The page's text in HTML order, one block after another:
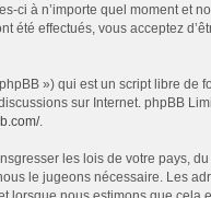
ci à n’importe quel moment et
été effectués, vous acceptez
») qui est un script libre de
sur Internet. phpBB
.
les lois de votre pays,
le jugeons nécessaire. Les